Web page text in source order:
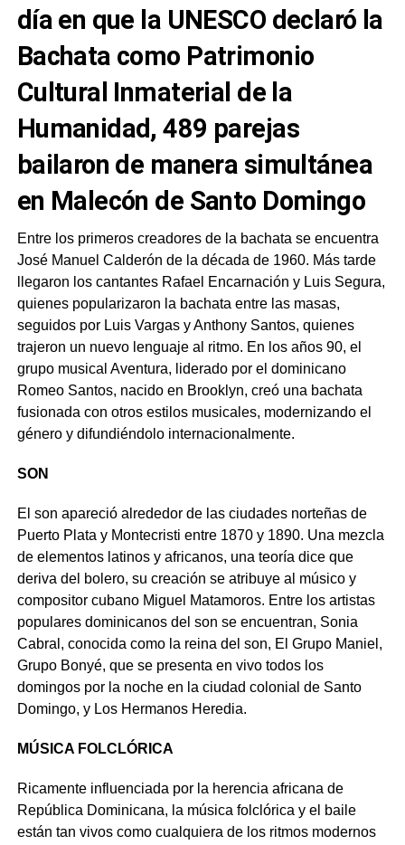
día en que la UNESCO declaró la
Bachata como Patrimonio
Cultural Inmaterial de la
Humanidad, 489 parejas
bailaron de manera simultánea
en Malecón de Santo Domingo
Entre los primeros creadores de la bachata se encuentra
José Manuel Calderón de la década de 1960. Más tarde
llegaron los cantantes Rafael Encarnación y Luis Segura,
quienes popularizaron la bachata entre las masas,
seguidos por Luis Vargas y Anthony Santos, quienes
trajeron un nuevo lenguaje al ritmo. En los años 90, el
grupo musical Aventura, liderado por el dominicano
Romeo Santos, nacido en Brooklyn, creó una bachata
fusionada con otros estilos musicales, modernizando el
género y difundiéndolo internacionalmente.
SON
El son apareció alrededor de las ciudades norteñas de
Puerto Plata y Montecristi entre 1870 y 1890. Una mezcla
de elementos latinos y africanos, una teoría dice que
deriva del bolero, su creación se atribuye al músico y
compositor cubano Miguel Matamoros. Entre los artistas
populares dominicanos del son se encuentran, Sonia
Cabral, conocida como la reina del son, El Grupo Maniel,
Grupo Bonyé, que se presenta en vivo todos los
domingos por la noche en la ciudad colonial de Santo
Domingo, y Los Hermanos Heredia.
MÚSICA FOLCLÓRICA
Ricamente influenciada por la herencia africana de
República Dominicana, la música folclórica y el baile
están tan vivos como cualquiera de los ritmos modernos